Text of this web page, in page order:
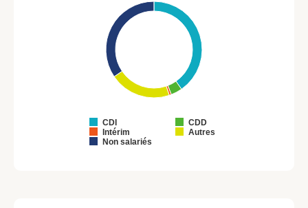
CDI
CDD
Intérim
Autres
Non salariés